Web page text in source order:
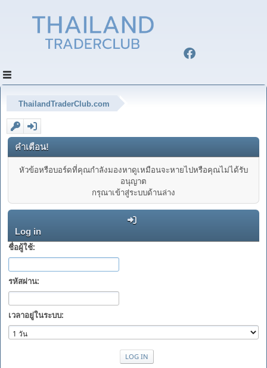
ThailandTraderClub.com
คำเตือน!
หัวข้อหรือบอร์ดที่คุณกำลังมองหาดูเหมือนจะหายไปหรือคุณไม่ได้รับ
อนุญาต
กรุณาเข้าสู่ระบบด้านล่าง
Log in
ชื่อผู้ใช้:
รหัสผ่าน:
เวลาอยู่ในระบบ: